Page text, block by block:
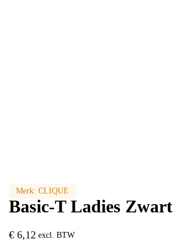
Merk: CLIQUE
Basic-T Ladies Zwart
€ 6,12 excl. BTW